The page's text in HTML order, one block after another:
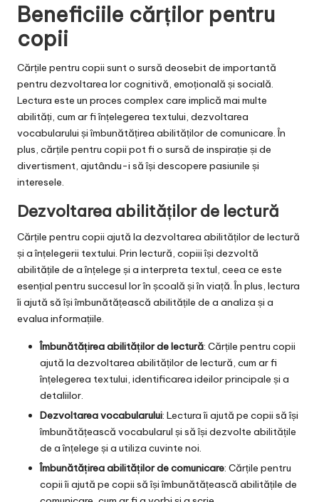
Beneficiile cărților pentru
copii
Cărțile pentru copii sunt o sursă deosebit de importantă
pentru dezvoltarea lor cognitivă, emoțională și socială.
Lectura este un proces complex care implică mai multe
abilități, cum ar fi înțelegerea textului, dezvoltarea
vocabularului și îmbunătățirea abilităților de comunicare. În
plus, cărțile pentru copii pot fi o sursă de inspirație și de
divertisment, ajutându-i să își descopere pasiunile și
interesele.
Dezvoltarea abilităților de lectură
Cărțile pentru copii ajută la dezvoltarea abilităților de lectură
și a înțelegerii textului. Prin lectură, copiii își dezvoltă
abilitățile de a înțelege și a interpreta textul, ceea ce este
esențial pentru succesul lor în școală și în viață. În plus, lectura
îi ajută să își îmbunătățească abilitățile de a analiza și a
evalua informațiile.
Îmbunătățirea abilităților de lectură: Cărțile pentru copii
ajută la dezvoltarea abilităților de lectură, cum ar fi
înțelegerea textului, identificarea ideilor principale și a
detaliilor.
Dezvoltarea vocabularului: Lectura îi ajută pe copii să își
îmbunătățească vocabularul și să își dezvolte abilitățile
de a înțelege și a utiliza cuvinte noi.
Îmbunătățirea abilităților de comunicare: Cărțile pentru
copii îi ajută pe copii să își îmbunătățească abilitățile de